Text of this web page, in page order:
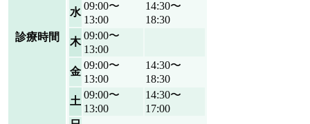
診療時間
水
09:00〜
13:00
14:30〜
18:30
木
09:00〜
13:00
金
09:00〜
13:00
14:30〜
18:30
土
09:00〜
13:00
14:30〜
17:00